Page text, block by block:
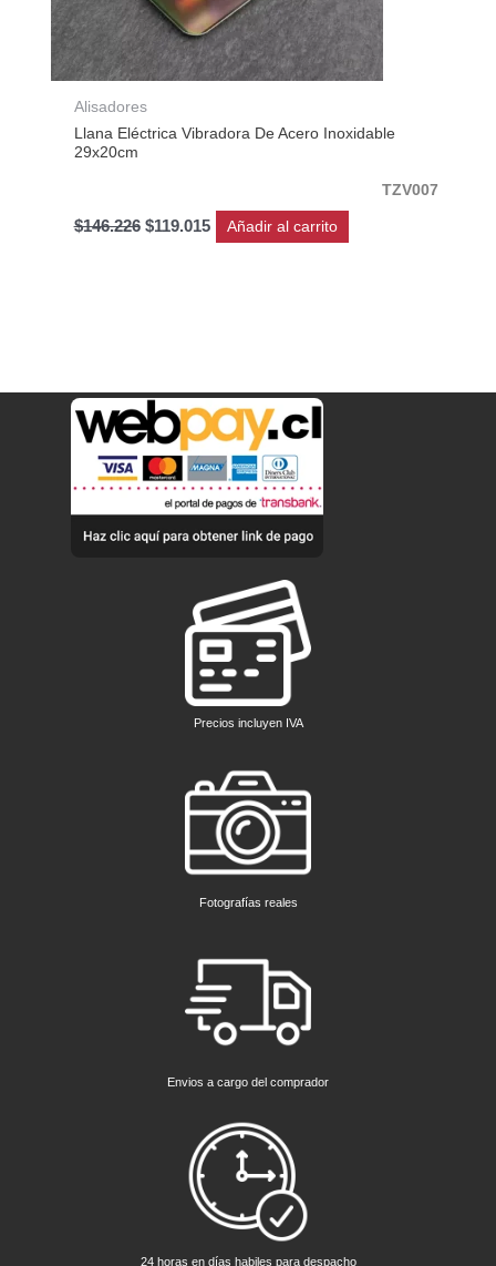
Alisadores
Llana Eléctrica Vibradora De Acero Inoxidable
29x20cm
TZV007
$146.226 $119.015 Añadir al carrito
Precios incluyen IVA
Fotografías reales
Envios a cargo del comprador
24 horas en días habiles para despacho